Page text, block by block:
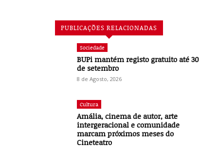
PUBLICAÇÕES RELACIONADAS
Sociedade
BUPi mantém registo gratuito até 30
de setembro
8 de Agosto, 2026
Cultura
Amália, cinema de autor, arte
intergeracional e comunidade
marcam próximos meses do
Cineteatro